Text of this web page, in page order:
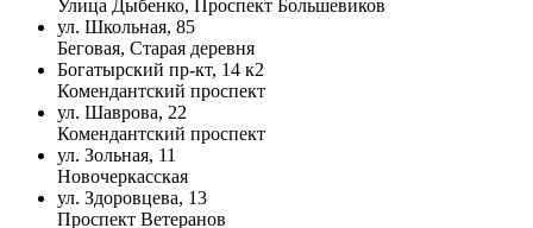
Улица Дыбенко, Проспект Большевиков
ул. Школьная, 85
Беговая, Старая деревня
Богатырский пр-кт, 14 к2
Комендантский проспект
ул. Шаврова, 22
Комендантский проспект
ул. Зольная, 11
Новочеркасская
ул. Здоровцева, 13
Проспект Ветеранов